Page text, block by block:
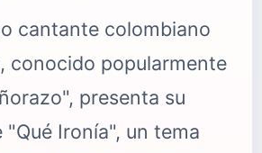
cantante colombiano
conocido popularmente
presenta su
"Qué Ironía", un tema